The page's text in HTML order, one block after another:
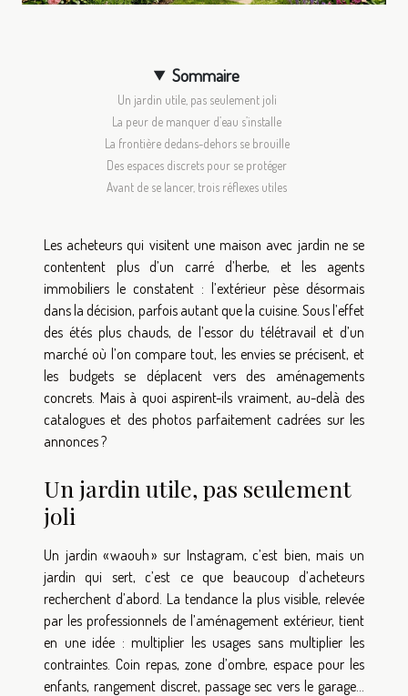
Sommaire
Un jardin utile, pas seulement joli
La peur de manquer d’eau s’installe
La frontière dedans-dehors se brouille
Des espaces discrets pour se protéger
Avant de se lancer, trois réflexes utiles
Les acheteurs qui visitent une maison avec jardin ne se
contentent plus d’un carré d’herbe, et les agents
immobiliers le constatent : l’extérieur pèse désormais
dans la décision, parfois autant que la cuisine. Sous l’effet
des étés plus chauds, de l’essor du télétravail et d’un
marché où l’on compare tout, les envies se précisent, et
les budgets se déplacent vers des aménagements
concrets. Mais à quoi aspirent-ils vraiment, au-delà des
catalogues et des photos parfaitement cadrées sur les
annonces ?
Un jardin utile, pas seulement
joli
Un jardin « waouh » sur Instagram, c’est bien, mais un
jardin qui sert, c’est ce que beaucoup d’acheteurs
recherchent d’abord. La tendance la plus visible, relevée
par les professionnels de l’aménagement extérieur, tient
en une idée : multiplier les usages sans multiplier les
contraintes. Coin repas, zone d’ombre, espace pour les
enfants, rangement discret, passage sec vers le garage…